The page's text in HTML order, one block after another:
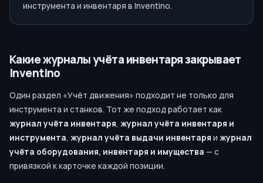
инструмента и инвентаря в Inventino.
Какие журналы учёта инвентаря закрывает
Inventino
Один раздел «Учёт движения» подходит не только для
инструмента и станков. Тот же подход работает как
журнал учёта инвентаря, журнал учёта инвентаря и
инструмента, журнал учёта выдачи инвентаря и журнал
учёта оборудования, инвентаря и имущества — с
привязкой к карточке каждой позиции.